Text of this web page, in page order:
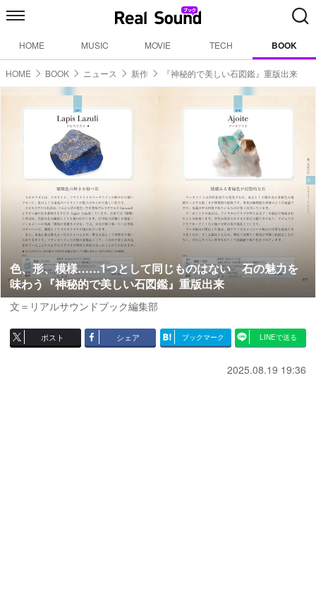
HOME MUSIC MOVIE TECH BOOK
HOME BOOK ニュース 新作 『神秘的で美しい石図鑑』重版出来
色、形、模様……1つとして同じものはない 石の魅力を
味わう『神秘的で美しい石図鑑』重版出来
文＝リアルサウンドブック編集部
ポスト シェア ブックマーク LINEで送る
2025.08.19 19:36